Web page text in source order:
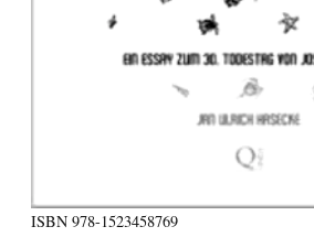
ISBN 978-1523458769